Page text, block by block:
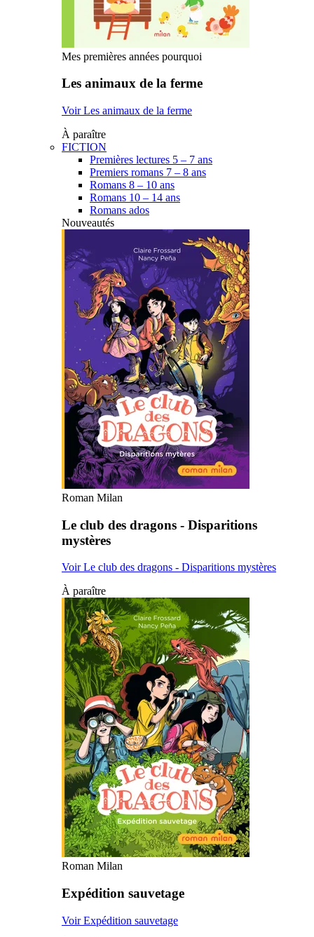
Mes premières années pourquoi
Les animaux de la ferme
Voir Les animaux de la ferme
À paraître
FICTION
Premières lectures 5 – 7 ans
Premiers romans 7 – 8 ans
Romans 8 – 10 ans
Romans 10 – 14 ans
Romans ados
Nouveautés
Roman Milan
Le club des dragons - Disparitions
mystères
Voir Le club des dragons - Disparitions mystères
À paraître
Roman Milan
Expédition sauvetage
Voir Expédition sauvetage